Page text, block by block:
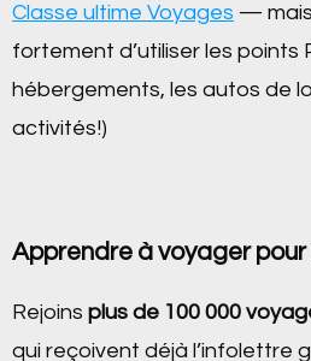
Classe ultime Voyages —
fortement d’utiliser les points
hébergements, les autos de
activités!)
Apprendre à voyager pour
Rejoins plus de 100 000
qui reçoivent déjà l’infolettre